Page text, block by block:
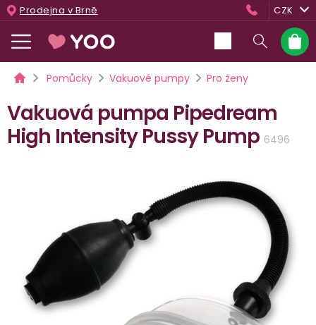
Přejít
na
obsah
Prodejna v Brně CZK
košík
DomůPomůcky Vakuové pumpy Pro ženy
Vakuová pumpa Pipedream
High Intensity Pussy Pump 6496